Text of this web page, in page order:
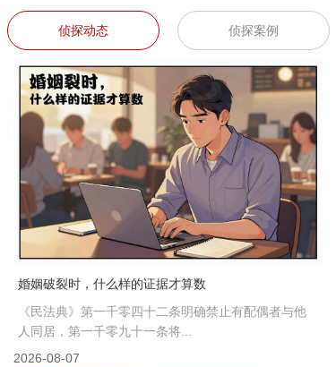
侦探动态 侦探案例
婚姻破裂时，什么样的证据才算数
《民法典》第一千零四十二条明确禁止有配偶者与他
人同居，第一千零九十一条将...
2026-08-07